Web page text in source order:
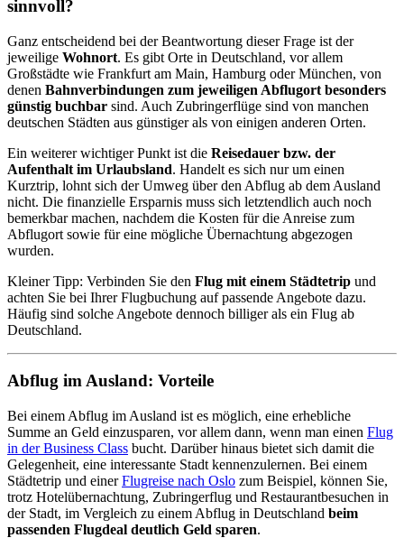
sinnvoll?
Ganz entscheidend bei der Beantwortung dieser Frage ist der
jeweilige Wohnort. Es gibt Orte in Deutschland, vor allem
Großstädte wie Frankfurt am Main, Hamburg oder München, von
denen Bahnverbindungen zum jeweiligen Abflugort besonders
günstig buchbar sind. Auch Zubringerflüge sind von manchen
deutschen Städten aus günstiger als von einigen anderen Orten.
Ein weiterer wichtiger Punkt ist die Reisedauer bzw. der
Aufenthalt im Urlaubsland. Handelt es sich nur um einen
Kurztrip, lohnt sich der Umweg über den Abflug ab dem Ausland
nicht. Die finanzielle Ersparnis muss sich letztendlich auch noch
bemerkbar machen, nachdem die Kosten für die Anreise zum
Abflugort sowie für eine mögliche Übernachtung abgezogen
wurden.
Kleiner Tipp: Verbinden Sie den Flug mit einem Städtetrip und
achten Sie bei Ihrer Flugbuchung auf passende Angebote dazu.
Häufig sind solche Angebote dennoch billiger als ein Flug ab
Deutschland.
Abflug im Ausland: Vorteile
Bei einem Abflug im Ausland ist es möglich, eine erhebliche
Summe an Geld einzusparen, vor allem dann, wenn man einen Flug
in der Business Class bucht. Darüber hinaus bietet sich damit die
Gelegenheit, eine interessante Stadt kennenzulernen. Bei einem
Städtetrip und einerFlugreise nach Oslo zum Beispiel, können Sie,
trotz Hotelübernachtung, Zubringerflug und Restaurantbesuchen in
der Stadt, im Vergleich zu einem Abflug in Deutschland beim
passenden Flugdeal deutlich Geld sparen.